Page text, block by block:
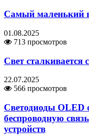
Самый маленький
01.08.2025
713 просмотров
Свет сталкивается
22.07.2025
566 просмотров
Светодиоды OLED
беспроводную
устройств